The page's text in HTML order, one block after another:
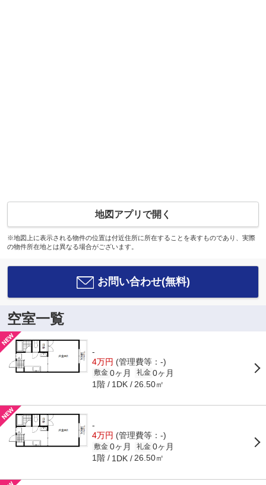
地図アプリで開く
※地図上に表示される物件の位置は付近住所に所在することを表すものであり、実際
の物件所在地とは異なる場合がございます。
お問い合わせ(無料)
空室一覧
-
4万円 (管理費等：-)
敷金 0ヶ月 礼金 0ヶ月
1階 1DK 26.50㎡
-
4万円 (管理費等：-)
敷金 0ヶ月 礼金 0ヶ月
1階 1DK 26.50㎡